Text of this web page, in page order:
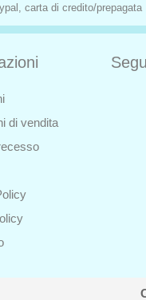
carta di credito/prepagata
di vendita